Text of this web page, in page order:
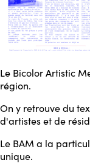
Le Bicolor Artistic
région.
On y retrouve du
d'artistes et de
Le BAM a la
unique.